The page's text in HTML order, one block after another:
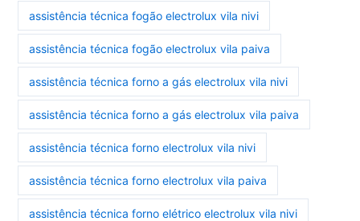
assistência técnica fogão electrolux vila nivi
assistência técnica fogão electrolux vila paiva
assistência técnica forno a gás electrolux vila nivi
assistência técnica forno a gás electrolux vila paiva
assistência técnica forno electrolux vila nivi
assistência técnica forno electrolux vila paiva
assistência técnica forno elétrico electrolux vila nivi